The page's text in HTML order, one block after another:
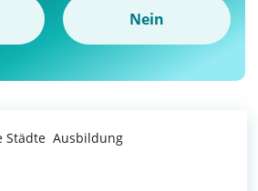
Nein
Städte Ausbildung